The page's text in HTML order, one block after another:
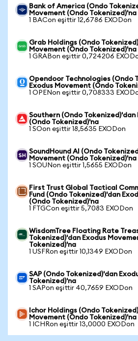
Bank of America (Ondo
Movement (Ondo Tokenized)'na
1 BACon eşittir 12,6786 EXODon
Grab Holdings (Ondo
Movement (Ondo Tokenized)'na
1 GRABon eşittir 0,724206
Opendoor Technologies (Ondo
Exodus Movement (Ondo
1 OPENon eşittir 0,708333
Southern (Ondo Tokenized)'dan
(Ondo Tokenized)'na
1 SOon eşittir 18,5635 EXODon
SoundHound AI (Ondo
Movement (Ondo Tokenized)'na
1 SOUNon eşittir 1,5655 EXODon
First Trust Global Tactical
Fund (Ondo Tokenized)'dan
(Ondo Tokenized)'na
1 FTGCon eşittir 5,7083 EXODon
WisdomTree Floating Rate
Tokenized)'dan Exodus
Tokenized)'na
1 USFRon eşittir 10,1349 EXODon
SAP (Ondo Tokenized)'dan
Tokenized)'na
1 SAPon eşittir 40,7659 EXODon
Ichor Holdings (Ondo
Movement (Ondo Tokenized)'na
1 ICHRon eşittir 13,0000 EXODon